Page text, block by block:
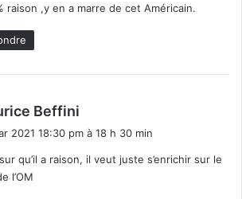
raison ,y en a marre de cet Américain.
Beffini
2021 18:30 pm à 18 h 30 min
qu’il a raison, il veut juste s’enrichir sur le
l’OM